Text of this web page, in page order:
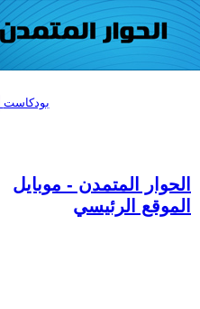
بودكاست
الحوار المتمدن - موبايل
الموقع الرئيسي